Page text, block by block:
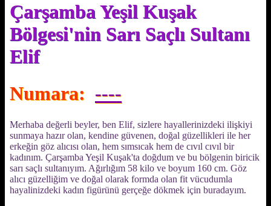
Çarşamba Yeşil Kuşak
Bölgesi'nin Sarı Saçlı Sultanı
Elif
Numara: ----
Merhaba değerli beyler, ben Elif, sizlere hayallerinizdeki ilişkiyi
sunmaya hazır olan, kendine güvenen, doğal güzellikleri ile her
erkeğin göz alıcısı olan, hem sımsıcak hem de cıvıl cıvıl bir
kadınım. Çarşamba Yeşil Kuşak'ta doğdum ve bu bölgenin biricik
sarı saçlı sultanıyım. Ağırlığım 58 kilo ve boyum 160 cm. Göz
alıcı güzelliğim ve doğal olarak formda olan fit vücudumla
hayalinizdeki kadın figürünü gerçeğe dökmek için buradayım.